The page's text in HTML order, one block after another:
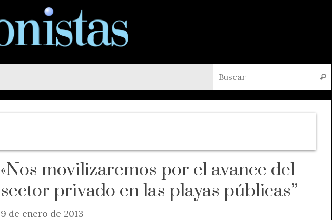
«Nos movilizaremos por el avance del
sector privado en las playas públicas”
9 de enero de 2013